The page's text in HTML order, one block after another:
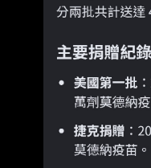
2021年7月22
納疫苗 我真的
當初政府沒有
秀疫苗 不是只